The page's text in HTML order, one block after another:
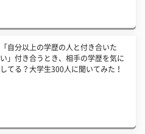
「自分以上の学歴の人と付き合いた
い」付き合うとき、相手の学歴を気に
してる？大学生300人に聞いてみた！